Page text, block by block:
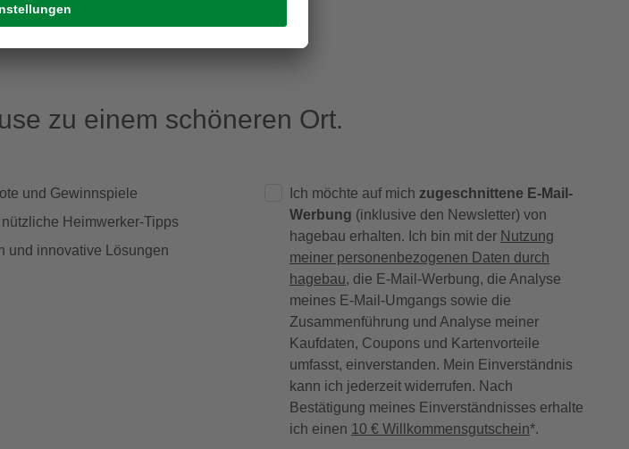
1
zu einem schöneren Ort.
und Gewinnspiele
Heimwerker-Tipps
und innovative Lösungen
Ich möchte auf mich zugeschnittene E-Mail-
Werbung (inklusive den Newsletter) von
hagebau erhalten. Ich bin mit der Nutzung
meiner personenbezogenen Daten durch
hagebau, die E-Mail-Werbung, die Analyse
meines E-Mail-Umgangs sowie die
Zusammenführung und Analyse meiner
Kaufdaten, Coupons und Kartenvorteile
umfasst, einverstanden. Mein Einverständnis
kann ich jederzeit widerrufen. Nach
Bestätigung meines Einverständnisses erhalte
ich einen 10 € Willkommensgutschein*.